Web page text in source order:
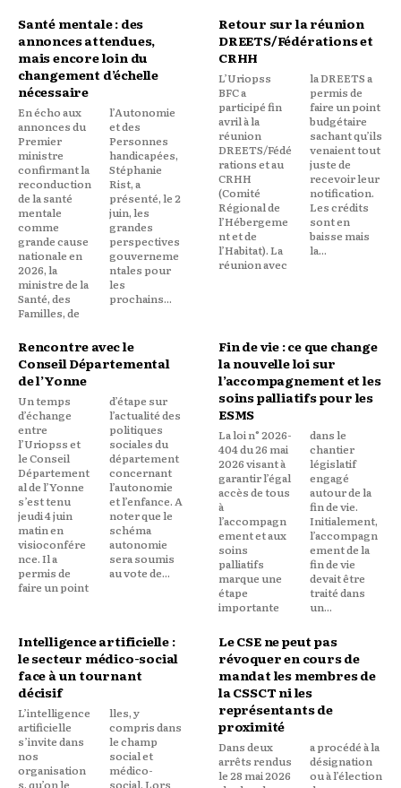
Santé mentale : des
annonces attendues,
mais encore loin du
changement d’échelle
nécessaire
En écho aux
annonces du
Premier
ministre
confirmant la
reconduction
de la santé
mentale
comme
grande cause
nationale en
2026, la
ministre de la
Santé, des
Familles, de
l’Autonomie
et des
Personnes
handicapées,
Stéphanie
Rist, a
présenté, le 2
juin, les
grandes
perspectives
gouverneme
ntales pour
les
prochains...
Retour sur la réunion
DREETS/Fédérations et
CRHH
L’Uriopss
BFC a
participé fin
avril à la
réunion
DREETS/Fédé
rations et au
CRHH
(Comité
Régional de
l’Hébergeme
nt et de
l’Habitat). La
réunion avec
la DREETS a
permis de
faire un point
budgétaire
sachant qu’ils
venaient tout
juste de
recevoir leur
notification.
Les crédits
sont en
baisse mais
la...
Rencontre avec le
Conseil Départemental
de l’Yonne
Un temps
d’échange
entre
l’Uriopss et
le Conseil
Département
al de l’Yonne
s’est tenu
jeudi 4 juin
matin en
visioconfére
nce. Il a
permis de
faire un point
d’étape sur
l’actualité des
politiques
sociales du
département
concernant
l’autonomie
et l’enfance. A
noter que le
schéma
autonomie
sera soumis
au vote de...
Fin de vie : ce que change
la nouvelle loi sur
l’accompagnement et les
soins palliatifs pour les
ESMS
La loi n° 2026-
404 du 26 mai
2026 visant à
garantir l’égal
accès de tous
à
l’accompagn
ement et aux
soins
palliatifs
marque une
étape
importante
dans le
chantier
législatif
engagé
autour de la
fin de vie.
Initialement,
l’accompagn
ement de la
fin de vie
devait être
traité dans
un...
Intelligence artificielle :
le secteur médico-social
face à un tournant
décisif
L’intelligence
artificielle
s’invite dans
nos
organisation
s, qu’on le
lles, y
compris dans
le champ
social et
médico-
social. Lors
Le CSE ne peut pas
révoquer en cours de
mandat les membres de
la CSSCT ni les
représentants de
proximité
Dans deux
arrêts rendus
le 28 mai 2026
a procédé à la
désignation
ou à l’élection